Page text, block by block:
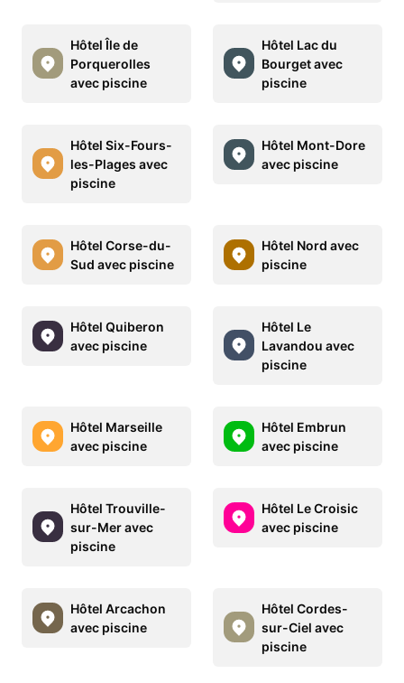
Hôtel Île de
Porquerolles
avec piscine
Hôtel Lac du
Bourget avec
piscine
Hôtel Six-Fours-
les-Plages avec
piscine
Hôtel Mont-Dore
avec piscine
Hôtel Corse-du-
Sud avec piscine
Hôtel Nord avec
piscine
Hôtel Quiberon
avec piscine
Hôtel Le
Lavandou avec
piscine
Hôtel Marseille
avec piscine
Hôtel Embrun
avec piscine
Hôtel Trouville-
sur-Mer avec
piscine
Hôtel Le Croisic
avec piscine
Hôtel Arcachon
avec piscine
Hôtel Cordes-
sur-Ciel avec
piscine